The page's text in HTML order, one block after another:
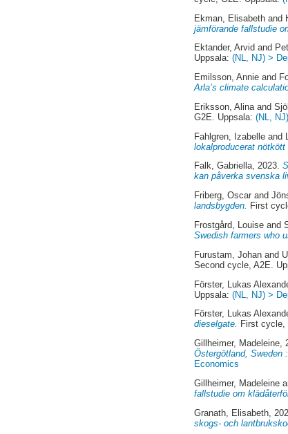
Ekman, Elisabeth and
jämförande fallstudie
Ektander, Arvid and
Uppsala:(NL, NJ) >
Emilsson, Annie and
Arla’s climate
Eriksson, Alina and
G2E. Uppsala:(NL,
Fahlgren, Izabelle and
lokalproducerat nötkött
Falk, Gabriella, 2023.
kan påverka svenska
Friberg, Oscar and
landsbygden. First
Frostgård, Louise and
Swedish farmers who
Furustam, Johan and
Second cycle, A2E.
Förster, Lukas
Uppsala:(NL, NJ) >
Förster, Lukas
dieselgate. First
Gillheimer, Madeleine,
Östergötland, Sweden
Economics
Gillheimer, Madeleine
fallstudie om
Granath, Elisabeth ,
skogs- och